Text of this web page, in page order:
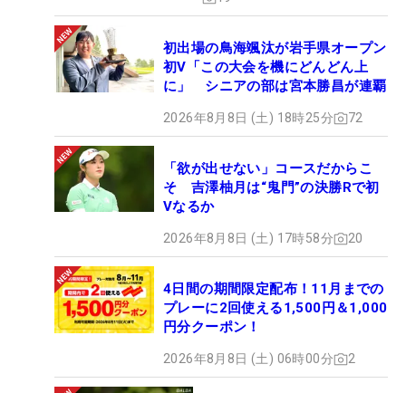
初出場の鳥海颯汰が岩手県オープン
初V「この大会を機にどんどん上
に」 シニアの部は宮本勝昌が連覇
2026年8月8日 (土) 18時25分 72
「欲が出せない」コースだからこ
そ 吉澤柚月は“鬼門”の決勝Rで初
Vなるか
2026年8月8日 (土) 17時58分 20
4日間の期間限定配布！11月までの
プレーに2回使える1,500円＆1,000
円分クーポン！
2026年8月8日 (土) 06時00分 2